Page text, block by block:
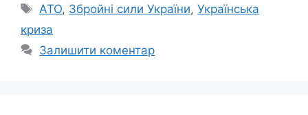
Позначки
АТО, Збройні сили України,Українська
криза
Залишити коментар